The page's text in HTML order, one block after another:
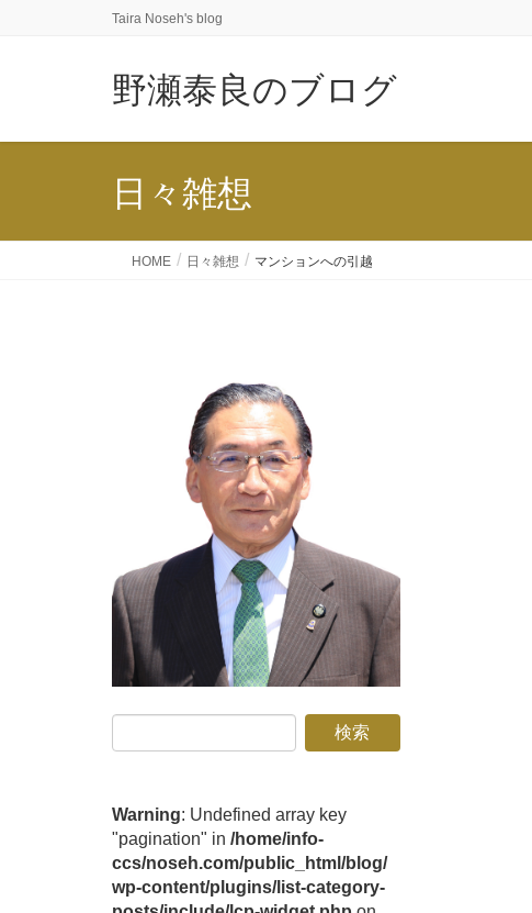
Taira Noseh's blog
野瀬泰良のブログ
日々雑想
HOME 日々雑想 マンションへの引越
Warning: Undefined array key
"pagination" in /home/info-
ccs/noseh.com/public_html/blog/
wp-content/plugins/list-category-